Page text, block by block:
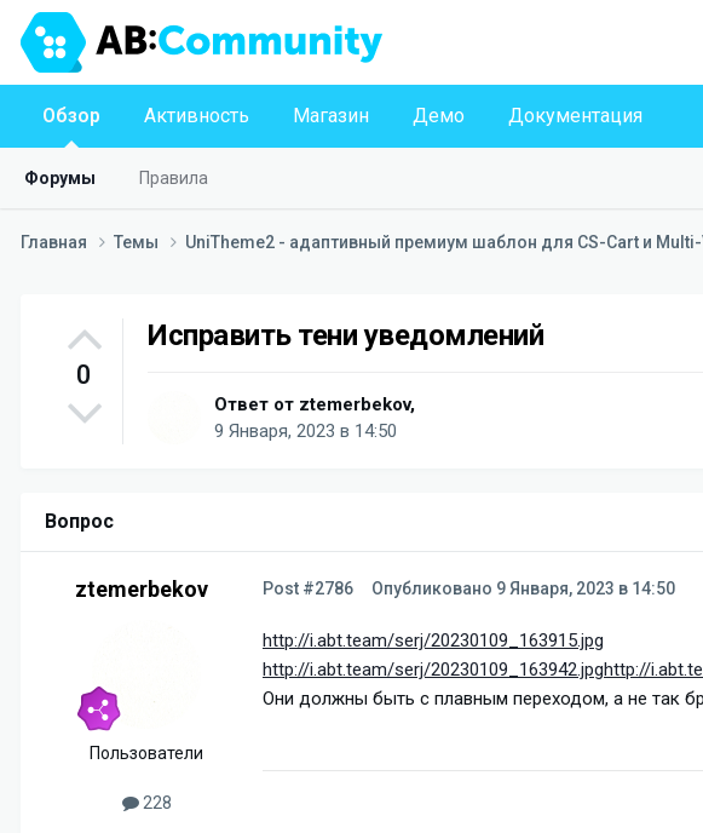
Обзор
Форумы Правила
Активность Магазин Демо Документация
Главная Темы UniTheme2 - адаптивный премиум шаблон для CS-Cart и
0
Исправить тени уведомлений
Ответ от ztemerbekov,
9 Января, 2023 в 14:50
Вопрос
ztemerbekov
Пользователи
228
Post #2786 Опубликовано 9 Января, 2023 в 14:50
http://i.abt.team/serj/20230109_163915.jpg
http://i.abt.team/serj/20230109_163942.jpghttp://
Они должны быть с плавным переходом, а не так